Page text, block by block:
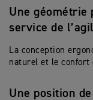
Une géométrie
service de
La conception
naturel et le
Une position